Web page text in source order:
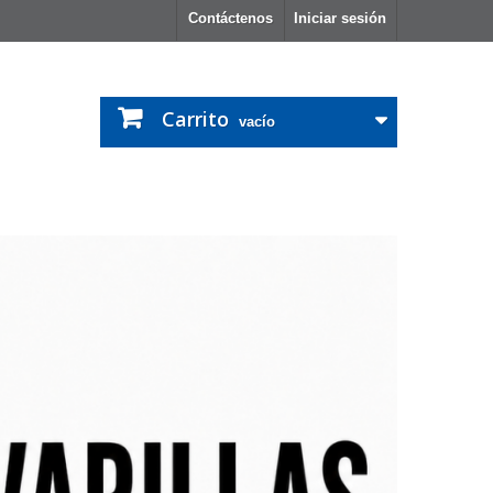
Iniciar sesión
Contáctenos
Carrito vacío